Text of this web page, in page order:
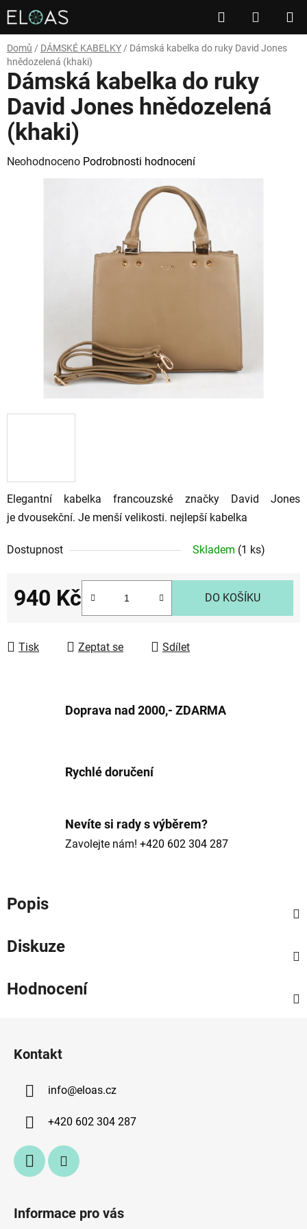
Přejít
na
obsah
Hledat
KOŠÍK
Domů / DÁMSKÉ KABELKY / Dámská kabelka do ruky David Jones
hnědozelená (khaki)
Elegantní kabelka francouzské značky David Jones
je dvousekční. Je menší velikosti. nejlepší kabelka
Dostupnost Skladem (1 ks)
940 Kč DO KOŠÍKU
Tisk Zeptat se Sdílet
Dámská kabelka do ruky
David Jones hnědozelená
(khaki)
Průměrné
hodnocení
Neohodnoceno Podrobnosti hodnocení
Doprava nad 2000,- ZDARMA
Rychlé doručení
Nevíte si rady s výběrem?
Zavolejte nám! +420 602 304 287
Popis
Diskuze
Hodnocení
Kontakt
info@eloas.cz
+420 602 304 287
Informace pro vás